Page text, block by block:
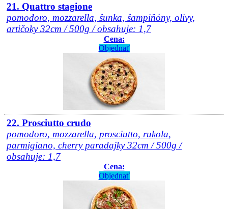
21. Quattro stagione
pomodoro, mozzarella, šunka, šampiňóny, olivy,
artičoky 32cm / 500g / obsahuje: 1,7
Cena:
Objednať
22. Prosciutto crudo
pomodoro, mozzarella, prosciutto, rukola,
parmigiano, cherry paradajky 32cm / 500g /
obsahuje: 1,7
Cena:
Objednať